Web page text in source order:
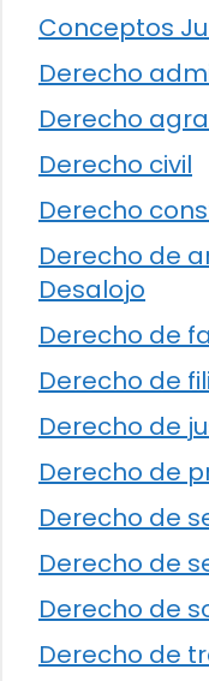
Conceptos
Derecho
Derecho
Derecho civil
Derecho
Derecho de
Desalojo
Derecho de
Derecho de
Derecho de
Derecho de
Derecho de
Derecho de
Derecho de
Derecho de